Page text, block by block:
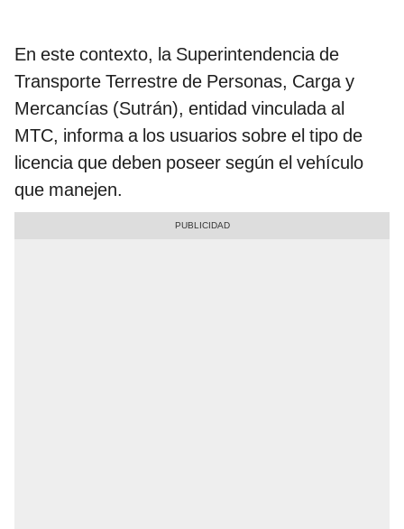
En este contexto, la Superintendencia de
Transporte Terrestre de Personas, Carga y
Mercancías (Sutrán), entidad vinculada al
MTC, informa a los usuarios sobre el tipo de
licencia que deben poseer según el vehículo
que manejen.